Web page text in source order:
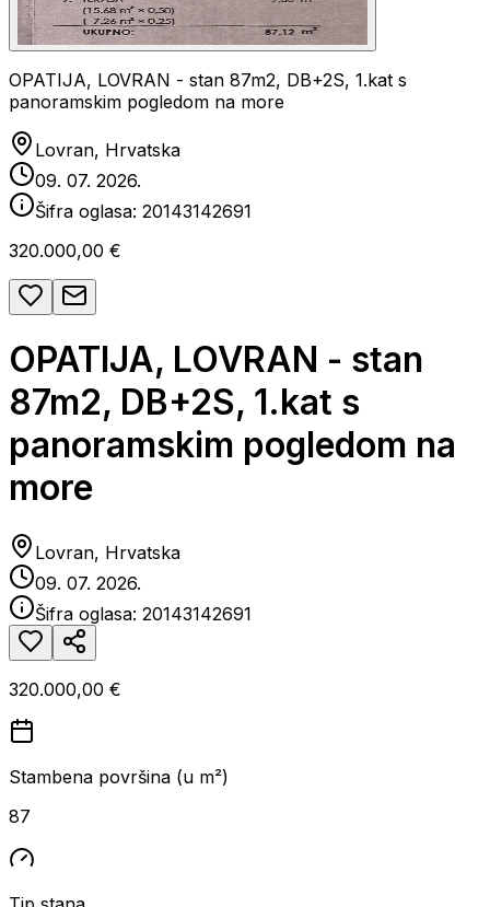
OPATIJA, LOVRAN - stan 87m2, DB+2S, 1.kat s
panoramskim pogledom na more
Lovran, Hrvatska
09. 07. 2026.
Šifra oglasa: 20143142691
320.000,00 €
OPATIJA, LOVRAN - stan
87m2, DB+2S, 1.kat s
panoramskim pogledom na
more
Lovran, Hrvatska
09. 07. 2026.
Šifra oglasa: 20143142691
320.000,00 €
Stambena površina (u m²)
87